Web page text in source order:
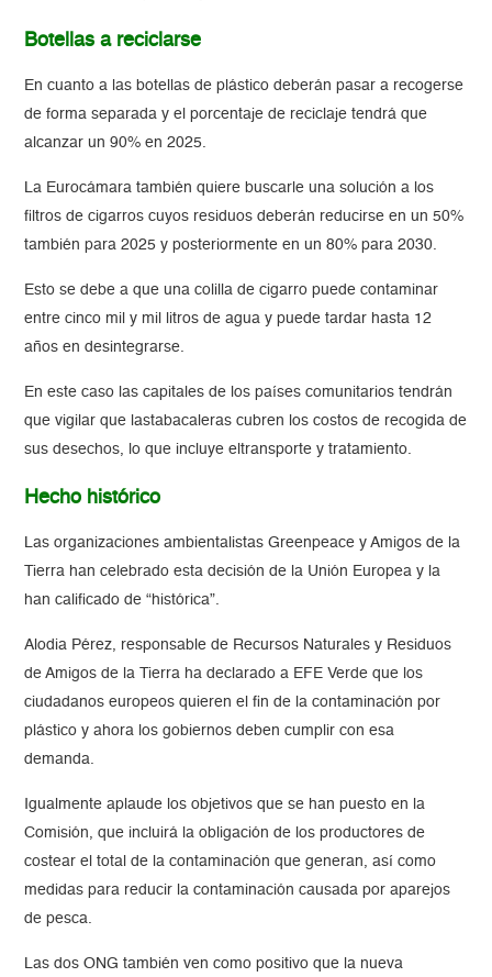
Botellas a reciclarse
En cuanto a las botellas de plástico deberán pasar a recogerse
de forma separada y el porcentaje de reciclaje tendrá que
alcanzar un 90% en 2025.
La Eurocámara también quiere buscarle una solución a los
filtros de cigarros cuyos residuos deberán reducirse en un 50%
también para 2025 y posteriormente en un 80% para 2030.
Esto se debe a que una colilla de cigarro puede contaminar
entre cinco mil y mil litros de agua y puede tardar hasta 12
años en desintegrarse.
En este caso las capitales de los países comunitarios tendrán
que vigilar que lastabacaleras cubren los costos de recogida de
sus desechos, lo que incluye eltransporte y tratamiento.
Hecho histórico
Las organizaciones ambientalistas Greenpeace y Amigos de la
Tierra han celebrado esta decisión de la Unión Europea y la
han calificado de “histórica”.
Alodia Pérez, responsable de Recursos Naturales y Residuos
de Amigos de la Tierra ha declarado a EFE Verde que los
ciudadanos europeos quieren el fin de la contaminación por
plástico y ahora los gobiernos deben cumplir con esa
demanda.
Igualmente aplaude los objetivos que se han puesto en la
Comisión, que incluirá la obligación de los productores de
costear el total de la contaminación que generan, así como
medidas para reducir la contaminación causada por aparejos
de pesca.
Las dos ONG también ven como positivo que la nueva